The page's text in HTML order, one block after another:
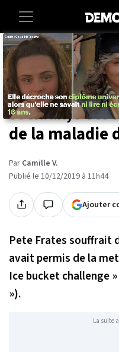
Accueil Societe Sciences
Il avait
challenge »
sociaux, Pete
de la maladie
Par Camille V.
Publié le 10/12/2019 à 11h44
Ajouter
Pete Frates souffrait
avait permis de la
Ice bucket challenge
»).
La suite